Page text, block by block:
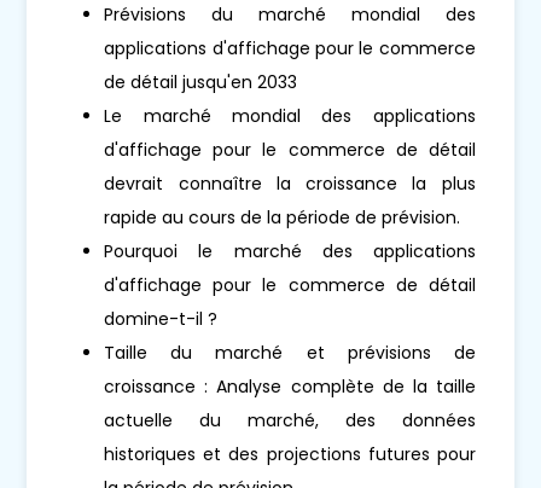
Prévisions du marché mondial des
applications d'affichage pour le commerce
de détail jusqu'en 2033
Le marché mondial des applications
d'affichage pour le commerce de détail
devrait connaître la croissance la plus
rapide au cours de la période de prévision.
Pourquoi le marché des applications
d'affichage pour le commerce de détail
domine-t-il ?
Taille du marché et prévisions de
croissance : Analyse complète de la taille
actuelle du marché, des données
historiques et des projections futures pour